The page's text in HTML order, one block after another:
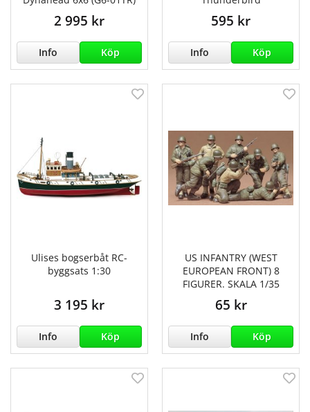
2 995 kr
Info Köp
595 kr
Info Köp
Ulises bogserbåt RC-
byggsats 1:30
3 195 kr
Info Köp
US INFANTRY (WEST
EUROPEAN FRONT) 8
FIGURER. SKALA 1/35
65 kr
Info Köp